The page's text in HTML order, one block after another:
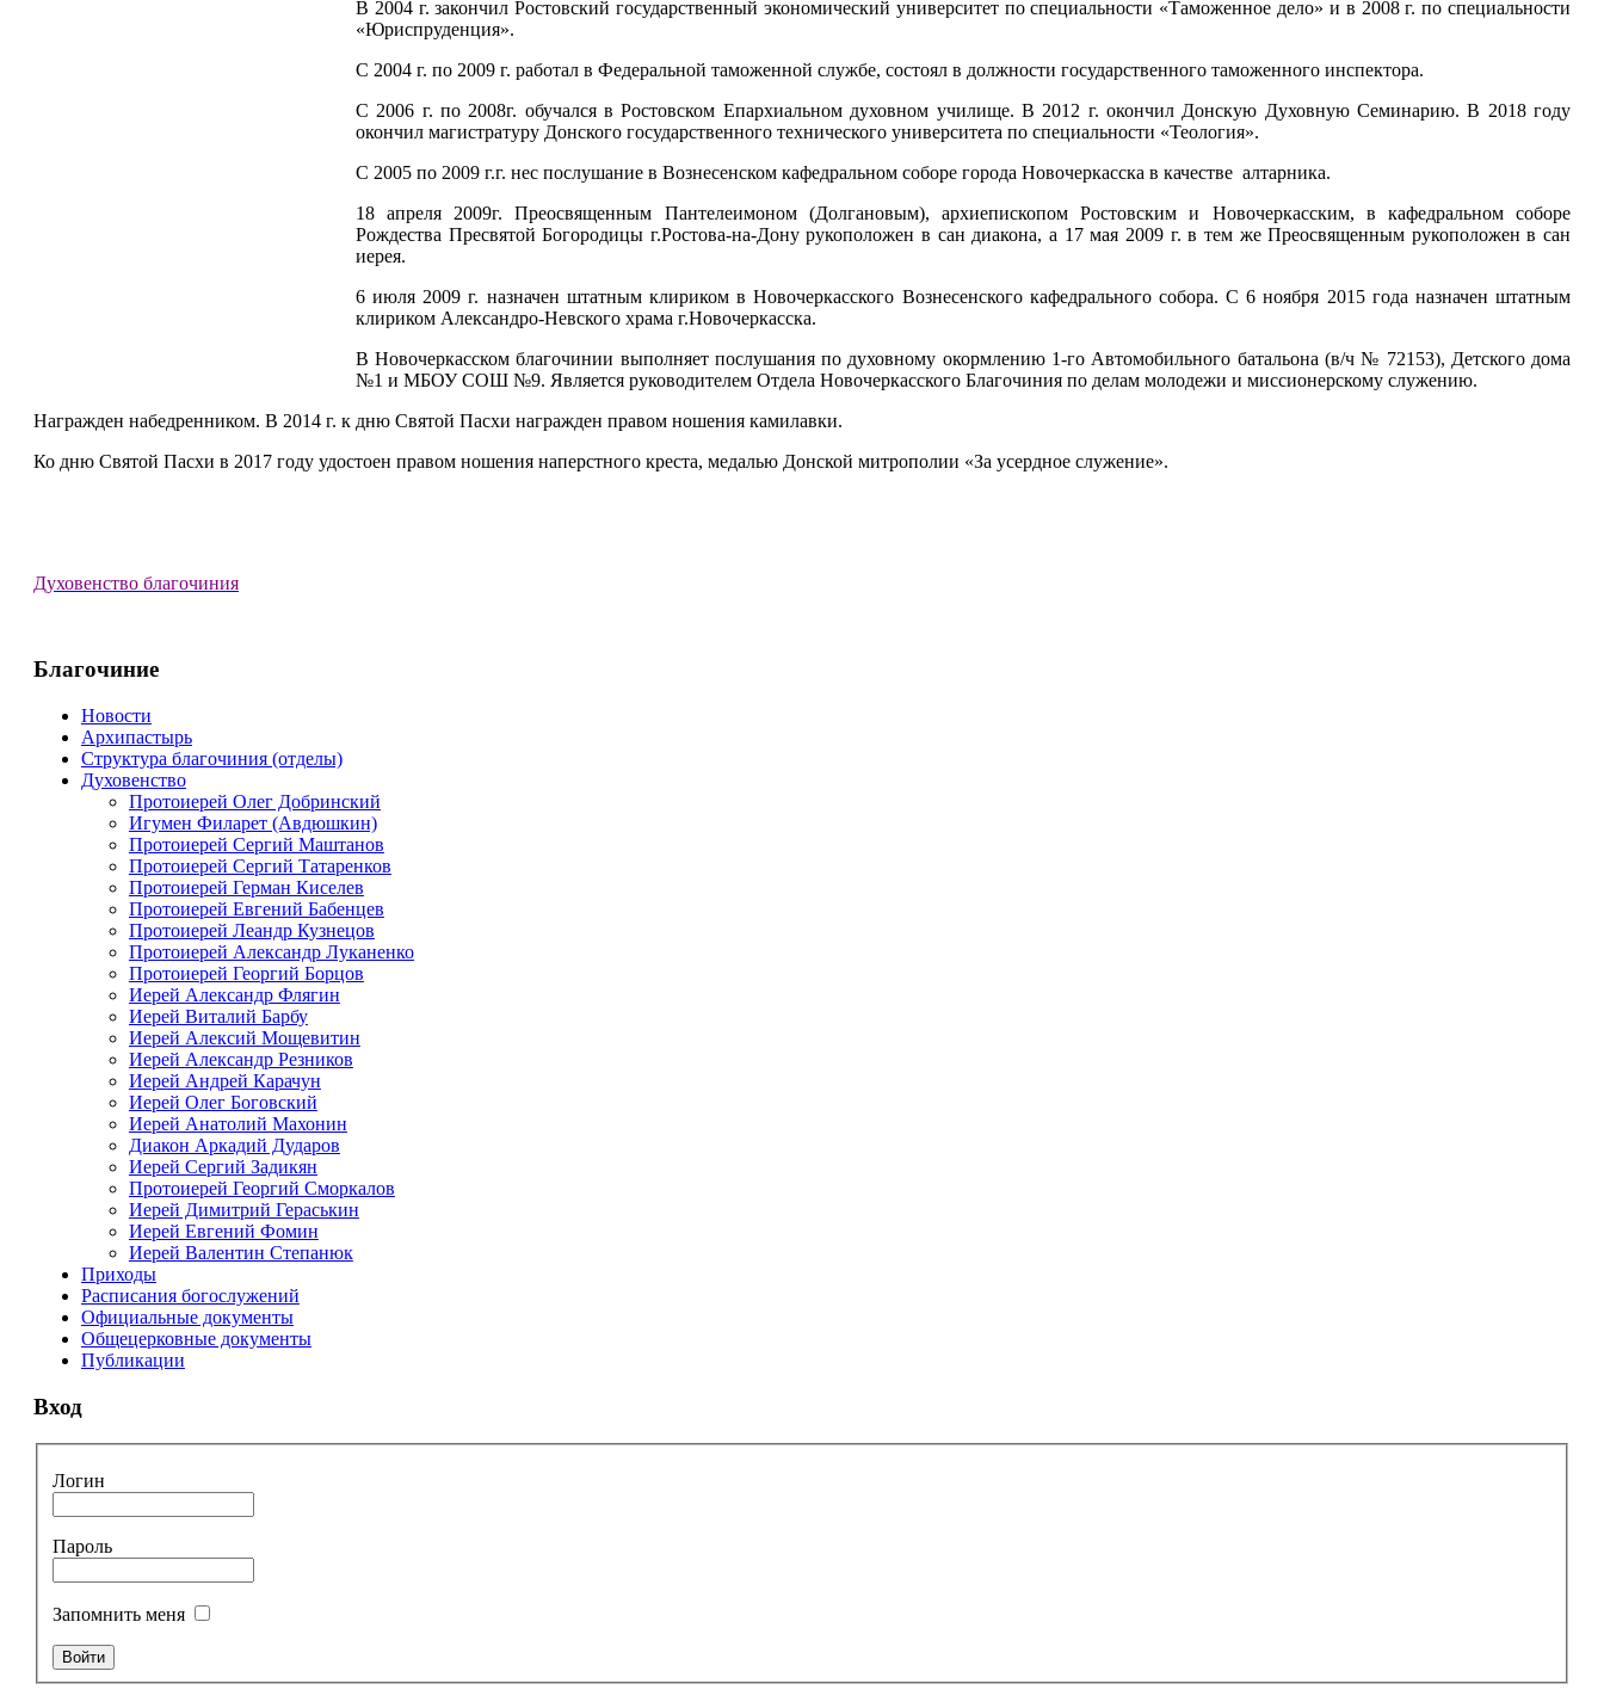
В 2004 г. закончил Ростовский государственный экономический университет по специальности «Таможенное дело» и в 2008 г. по специальности
«Юриспруденция».
С 2004 г. по 2009 г. работал в Федеральной таможенной службе, состоял в должности государственного таможенного инспектора.
С 2006 г. по 2008г. обучался в Ростовском Епархиальном духовном училище. В 2012 г. окончил Донскую Духовную Семинарию. В 2018 году
окончил магистратуру Донского государственного технического университета по специальности «Теология».
С 2005 по 2009 г.г. нес послушание в Вознесенском кафедральном соборе города Новочеркасска в качестве алтарника.
18 апреля 2009г. Преосвященным Пантелеимоном (Долгановым), архиепископом Ростовским и Новочеркасским, в кафедральном соборе
Рождества Пресвятой Богородицы г.Ростова-на-Дону рукоположен в сан диакона, а 17 мая 2009 г. в тем же Преосвященным рукоположен в сан
иерея.
6 июля 2009 г. назначен штатным клириком в Новочеркасского Вознесенского кафедрального собора. С 6 ноября 2015 года назначен штатным
клириком Александро-Невского храма г.Новочеркасска.
В Новочеркасском благочинии выполняет послушания по духовному окормлению 1-го Автомобильного батальона (в/ч № 72153), Детского дома
№1 и МБОУ СОШ №9. Является руководителем Отдела Новочеркасского Благочиния по делам молодежи и миссионерскому служению.
Награжден набедренником. В 2014 г. к дню Святой Пасхи награжден правом ношения камилавки.
Ко дню Святой Пасхи в 2017 году удостоен правом ношения наперстного креста, медалью Донской митрополии «За усердное служение».
Духовенство благочиния
Благочиние
Новости
Архипастырь
Структура благочиния (отделы)
Духовенство
Протоиерей Олег Добринский
Игумен Филарет (Авдюшкин)
Протоиерей Сергий Маштанов
Протоиерей Сергий Татаренков
Протоиерей Герман Киселев
Протоиерей Евгений Бабенцев
Протоиерей Леандр Кузнецов
Протоиерей Александр Луканенко
Протоиерей Георгий Борцов
Иерей Александр Флягин
Иерей Виталий Барбу
Иерей Алексий Мощевитин
Иерей Александр Резников
Иерей Андрей Карачун
Иерей Олег Боговский
Иерей Анатолий Махонин
Диакон Аркадий Дударов
Иерей Сергий Задикян
Протоиерей Георгий Сморкалов
Иерей Димитрий Гераськин
Иерей Евгений Фомин
Иерей Валентин Степанюк
Приходы
Расписания богослужений
Официальные документы
Общецерковные документы
Публикации
Вход
Логин
Пароль
Запомнить меня